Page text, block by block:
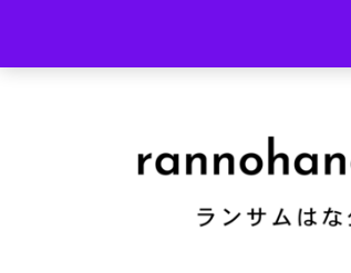
content